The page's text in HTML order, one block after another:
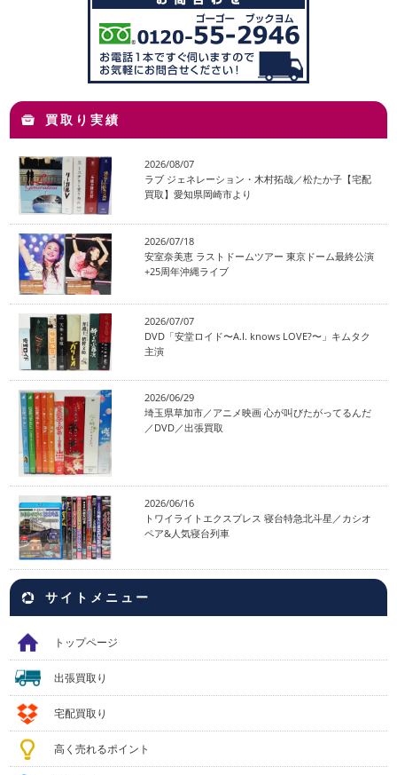
買取り実績
2026/08/07
ラブ ジェネレーション・木村拓哉／松たか子【宅配
買取】愛知県岡崎市より
2026/07/18
安室奈美恵 ラストドームツアー 東京ドーム最終公演
+25周年沖縄ライブ
2026/07/07
DVD「安堂ロイド〜A.I. knows LOVE?〜」キムタク
主演
2026/06/29
埼玉県草加市／アニメ映画 心が叫びたがってるんだ
／DVD／出張買取
2026/06/16
トワイライトエクスプレス 寝台特急北斗星／カシオ
ペア&人気寝台列車
サイトメニュー
トップページ
出張買取り
宅配買取り
高く売れるポイント